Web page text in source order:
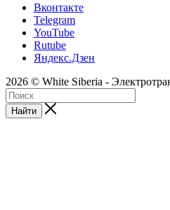
Вконтакте
Telegram
YouTube
Rutube
Яндекс.Дзен
2026 © White Siberia -
Найти